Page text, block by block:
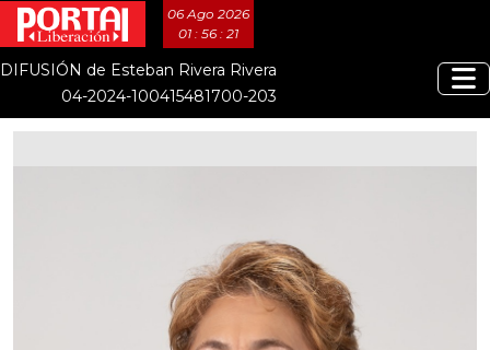
06 Ago 2026
01 : 56 : 21
DIFUSIÓN de Esteban Rivera Rivera
04-2024-100415481700-203